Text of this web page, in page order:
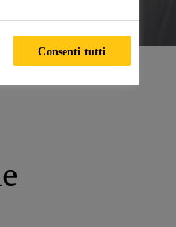
Consenti tutti